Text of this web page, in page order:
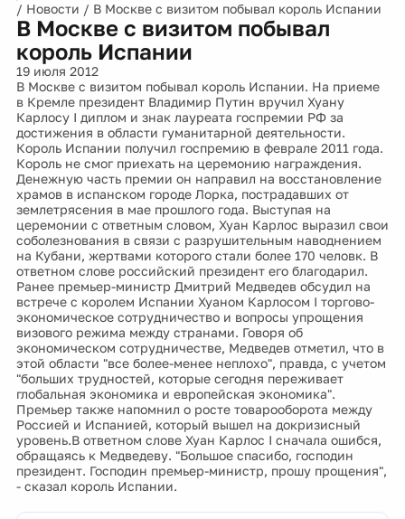
/ Новости / В Москве с визитом побывал король Испании
В Москве с визитом побывал
король Испании
19 июля 2012
В Москве с визитом побывал король Испании. На приеме
в Кремле президент Владимир Путин вручил Хуану
Карлосу I диплом и знак лауреата госпремии РФ за
достижения в области гуманитарной деятельности.
Король Испании получил госпремию в феврале 2011 года.
Король не смог приехать на церемонию награждения.
Денежную часть премии он направил на восстановление
храмов в испанском городе Лорка, пострадавших от
землетрясения в мае прошлого года. Выступая на
церемонии с ответным словом, Хуан Карлос выразил свои
соболезнования в связи с разрушительным наводнением
на Кубани, жертвами которого стали более 170 человк. В
ответном слове российский президент его благодарил.
Ранее премьер-министр Дмитрий Медведев обсудил на
встрече с королем Испании Хуаном Карлосом I торгово-
экономическое сотрудничество и вопросы упрощения
визового режима между странами. Говоря об
экономическом сотрудничестве, Медведев отметил, что в
этой области "все более-менее неплохо", правда, с учетом
"больших трудностей, которые сегодня переживает
глобальная экономика и европейская экономика".
Премьер также напомнил о росте товарооборота между
Россией и Испанией, который вышел на докризисный
уровень.В ответном слове Хуан Карлос I сначала ошибся,
обращаясь к Медведеву. "Большое спасибо, господин
президент. Господин премьер-министр, прошу прощения",
- сказал король Испании.